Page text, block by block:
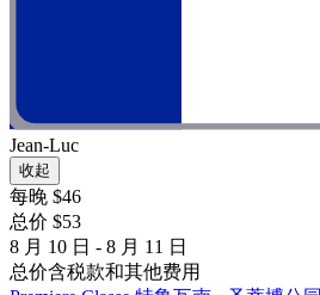
Jean-Luc
收起
每晚 $46
总价 $53
8 月 10 日 - 8 月 11 日
总价含税款和其他费用